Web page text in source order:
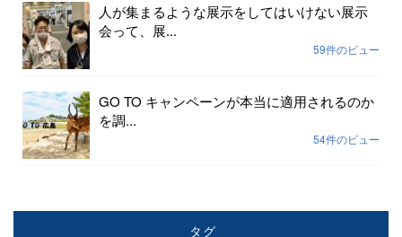
人が集まるような展示をしてはいけない展示
会って、展...
59件のビュー
GO TO キャンペーンが本当に適用されるのか
を調...
54件のビュー
タグ